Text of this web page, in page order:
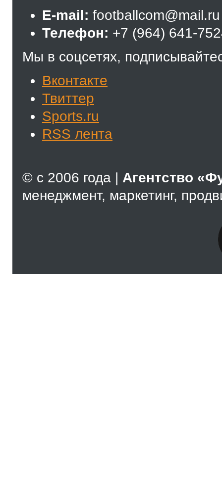
E-mail: footballcom@mail.ru
Телефон: +7 (964) 641-
Мы в соцсетях,
Вконтакте
Твиттер
Sports.ru
RSS лента
© с 2006 года | Агентство
менеджмент, маркетинг,